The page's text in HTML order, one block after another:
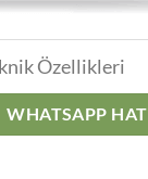
Özellikleri
WHATSAPP